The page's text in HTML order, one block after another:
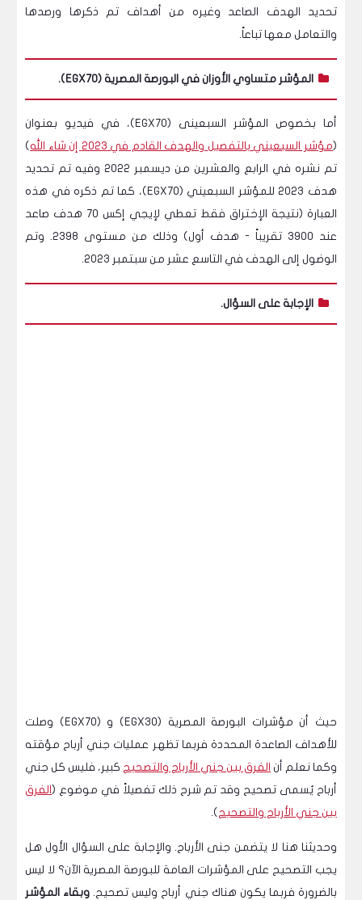
تحديد الهدف الصاعد وغيره من أهداف تم ذكرها ورصدها
والتعامل معها تباعاً.
المؤشر متساوي الأوزان في البورصة المصرية (EGX70).
أما بخصوص المؤشر السبعينى (EGX70)، في فيديو بعنوان
(مؤشر السبعيني بالتفصيل والهدف القادم في 2023 إن شاء الله
)
تم نشره في الرابع والعشرين من ديسمبر 2022 وفيه تم تحديد
هدف 2023 للمؤشر السبعيني (EGX70)، كما تم ذكره في هذه
العبارة (نتيجة الإختراق فقط تعطي لإيجي إكس 70 هدف صاعد
عند 3900 تقريباً - هدف أول) وذلك من مستوى 2398. وتم
الوضول إلى الهدف في التاسع عشر من سبتمبر 2023.
الإجابة على السؤال.
حيث أن مؤشرات البورصة المصرية (EGX30) و (EGX70) وصلت
للأهداف الصاعدة المحددة فربما تظهر عمليات جني أرباح مؤقته
وكما نعلم أن الفرق بين جني الأرباح والتصحيح كبير، فليس كل جني
أرباح يُسمى تصحيح وقد تم شرح ذلك تفصيلاً في موضوع ( الفرق
بين جني الأرباح والتصحيح ).
وحديثنا هنا لا يتضمن جنى الأرباح. والإجابة على السؤال الأول هل
يجب التصحيح على المؤشرات العامة للبورصة المصرية الآن؟ لا ليس
بالضرورة فربما يكون هناك جني أرباح وليس تصحيح. وبقاء المؤشر